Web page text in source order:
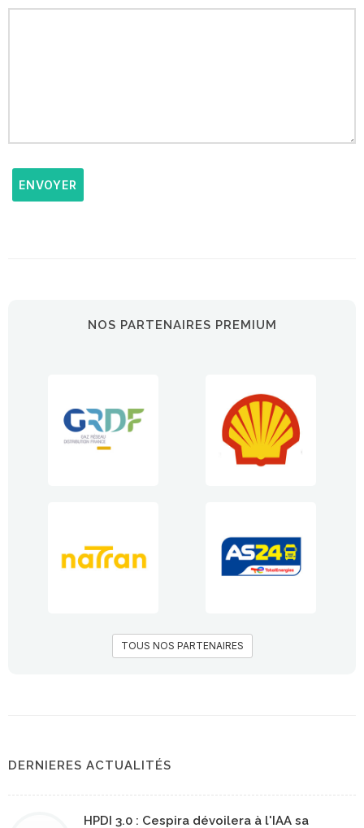
ENVOYER
NOS PARTENAIRES PREMIUM
TOUS NOS PARTENAIRES
DERNIERES ACTUALITÉS
HPDI 3.0 : Cespira dévoilera à l'IAA sa